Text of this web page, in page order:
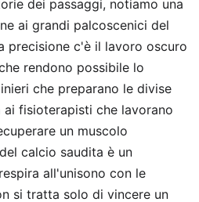
dei passaggi, notiamo una
ai grandi palcoscenici del
precisione c'è il lavoro oscuro
rendono possibile lo
che preparano le divise
fisioterapisti che lavorano
un muscolo
calcio saudita è un
all'unisono con le
si tratta solo di vincere un